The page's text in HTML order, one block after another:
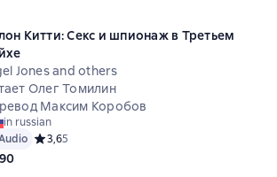
Китти: Секс и шпионаж в Третьем
Jones and others
Олег Томилин
Максим Коробов
in russian
Средний рейтинг 3,6 на основе 5 оценок
3,65